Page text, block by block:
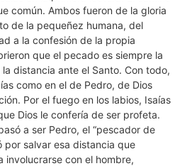
común. Ambos fueron de la gloria
de la pequeñez humana, del
a la confesión de la propia
que el pecado es siempre la
la distancia ante el Santo. Con todo,
como en el de Pedro, de Dios
Por el fuego en los labios, Isaías
Dios le confería de ser profeta.
a ser Pedro, el “pescador de
por salvar esa distancia que
involucrarse con el hombre,